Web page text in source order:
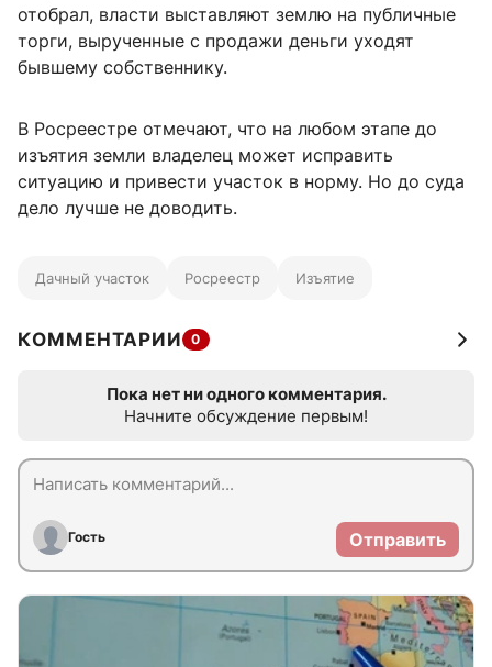
отобрал, власти выставляют землю на публичные
торги, вырученные с продажи деньги уходят
бывшему собственнику.
В Росреестре отмечают, что на любом этапе до
изъятия земли владелец может исправить
ситуацию и привести участок в норму. Но до суда
дело лучше не доводить.
Дачный участок Росреестр Изъятие
КОММЕНТАРИИ 0
Пока нет ни одного комментария.
Начните обсуждение первым!
Гость Отправить